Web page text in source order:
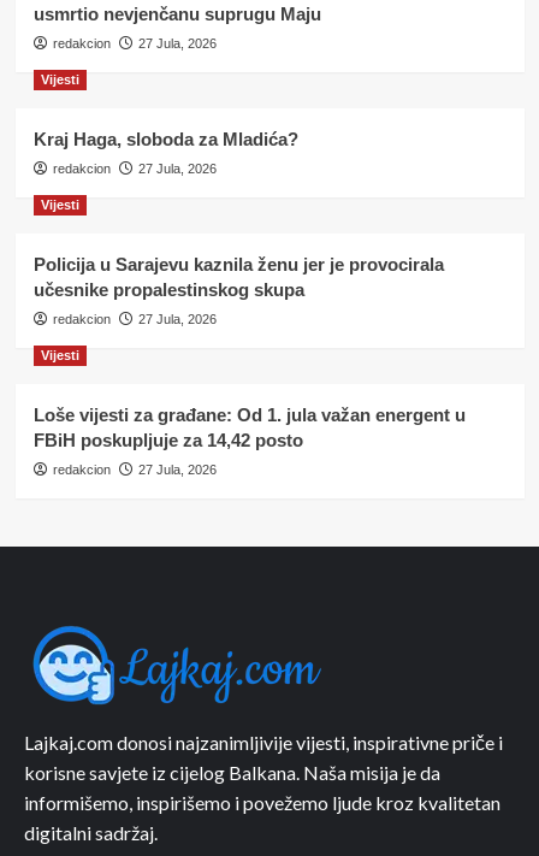
usmrtio nevjenčanu suprugu Maju
redakcion 27 Jula, 2026
Vijesti
Kraj Haga, sloboda za Mladića?
redakcion 27 Jula, 2026
Vijesti
Policija u Sarajevu kaznila ženu jer je provocirala
učesnike propalestinskog skupa
redakcion 27 Jula, 2026
Vijesti
Loše vijesti za građane: Od 1. jula važan energent u
FBiH poskupljuje za 14,42 posto
redakcion 27 Jula, 2026
Lajkaj.com donosi najzanimljivije vijesti, inspirativne priče i
korisne savjete iz cijelog Balkana. Naša misija je da
informišemo, inspirišemo i povežemo ljude kroz kvalitetan
digitalni sadržaj.